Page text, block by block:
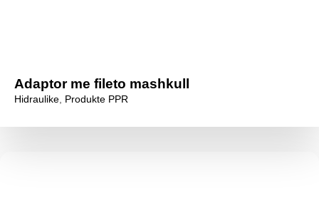
Adaptor me fileto mashkull
Hidraulike Produkte PPR